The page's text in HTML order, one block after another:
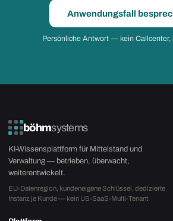
Anwendungsfall
Persönliche Antwort — kein Callcenter,
böhmsystems
KI-Wissensplattform für Mittelstand und
Verwaltung — betrieben, überwacht,
weiterentwickelt.
EU-Datenregion, kundeneigene Schlüssel, dedizierte
Instanz je Kunde — kein US-SaaS-Multi-Tenant.